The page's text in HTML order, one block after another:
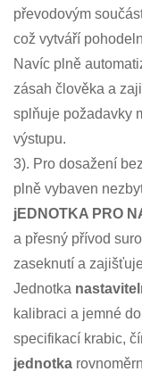
převodovým
což vytváří
Navíc plně
zásah člověka a
splňuje požadavky
výstupu.
3). Pro dosažení
plně vybaven
jEDNOTKA PRO
a přesný přívod
zaseknutí a
Jednotka
kalibraci a jemné
specifikací krabic,
jednotka